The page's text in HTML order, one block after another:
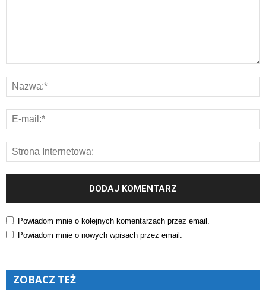
Powiadom mnie o kolejnych komentarzach przez email.
Powiadom mnie o nowych wpisach przez email.
ZOBACZ TEŻ